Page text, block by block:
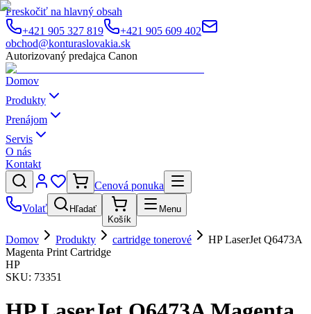
Preskočiť na hlavný obsah
+421 905 327 819
+421 905 609 402
obchod@konturaslovakia.sk
Autorizovaný predajca Canon
Domov
Produkty
Prenájom
Servis
O nás
Kontakt
Cenová ponuka
Volať
Hľadať
Košík
Menu
Domov Produkty cartridge tonerové
HP LaserJet Q6473A
Magenta Print Cartridge
HP
SKU: 73351